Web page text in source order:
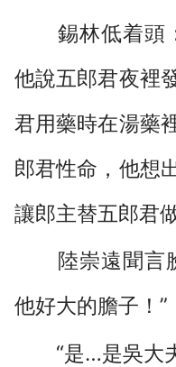
錫林低着頭：
他說五郎君夜裡
君用藥時在湯藥
郎君性命，他想
讓郎主替五郎君
陸崇遠聞言臉
他好大的膽子！”
“是…是吳大